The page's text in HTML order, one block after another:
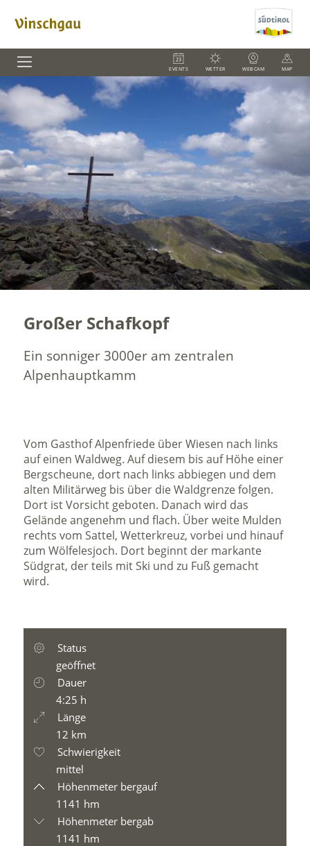
EVENTS WETTER WEBCAM MAP
Großer Schafkopf
Ein sonniger 3000er am zentralen
Alpenhauptkamm
Vom Gasthof Alpenfriede über Wiesen nach links
auf einen Waldweg. Auf diesem bis auf Höhe einer
Bergscheune, dort nach links abbiegen und dem
alten Militärweg bis über die Waldgrenze folgen.
Dort ist Vorsicht geboten. Danach wird das
Gelände angenehm und flach. Über weite Mulden
rechts vom Sattel, Wetterkreuz, vorbei und hinauf
zum Wölfelesjoch. Dort beginnt der markante
Südgrat, der teils mit Ski und zu Fuß gemacht
wird.
Status
geöffnet
Dauer
4:25 h
Länge
12 km
Schwierigkeit
mittel
Höhenmeter bergauf
1141 hm
Höhenmeter bergab
1141 hm